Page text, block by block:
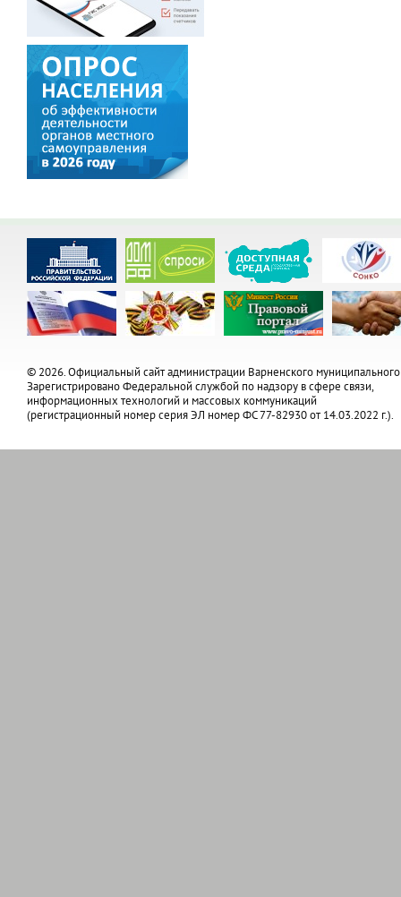
© 2026. Официальный сайт администрации Варненского муниципального
Зарегистрировано Федеральной службой по надзору в сфере связи,
информационных технологий и массовых коммуникаций
(регистрационный номер серия ЭЛ номер ФС 77-82930 от 14.03.2022 г.).